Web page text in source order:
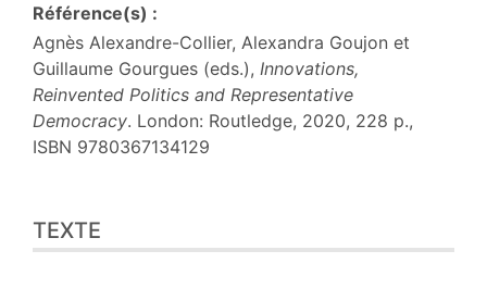
Référence(s) :
Agnès Alexandre-Collier, Alexandra Goujon et
Guillaume Gourgues (eds.), Innovations,
Reinvented Politics and Representative
Democracy. London: Routledge, 2020, 228 p.,
ISBN 9780367134129
Citer cet article
Auteur
TEXTE